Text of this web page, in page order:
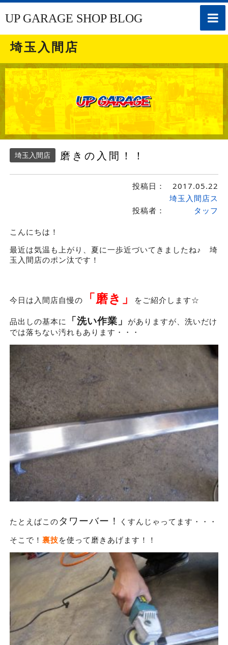
toggle
UP GARAGE SHOP BLOG
埼玉入間店
埼玉入間店 磨きの入間！！
投稿日： 2017.05.22
投稿者：
埼玉入間店ス
タッフ
こんにちは！
最近は気温も上がり、夏に一歩近づいてきましたね♪ 埼
玉入間店のポン汰です！
今日は入間店自慢の 「磨き」 をご紹介します☆
品出しの基本に 「洗い作業」 がありますが、洗いだけ
では落ちない汚れもあります・・・
たとえばこのタワーバー！
くすんじゃってます・・・
そこで！ 裏技を使って磨きあげます！！